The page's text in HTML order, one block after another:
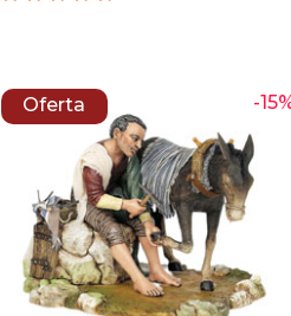
-
Oferta